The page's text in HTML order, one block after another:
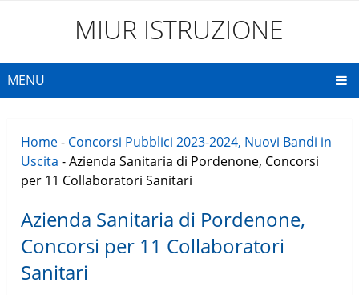
MIUR ISTRUZIONE
MENU
Home- Concorsi Pubblici 2023-2024, Nuovi Bandi in
Uscita -Azienda Sanitaria di Pordenone, Concorsi
per 11 Collaboratori Sanitari
Azienda Sanitaria di Pordenone,
Concorsi per 11 Collaboratori
Sanitari